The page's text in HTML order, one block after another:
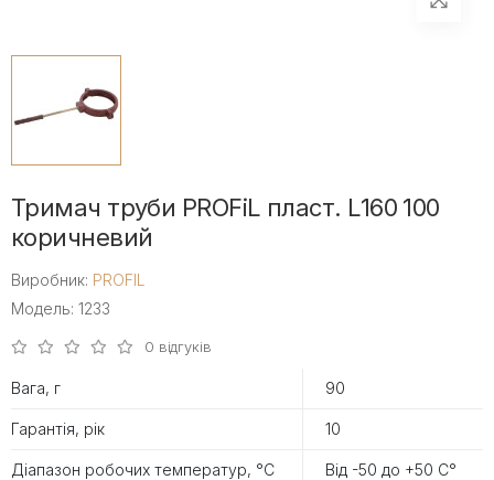
Тримач труби PROFiL пласт. L160 100
коричневий
Виробник: PROFIL
Модель: 1233
0 відгуків
Вага, г 90
Гарантія, рік 10
Діапазон робочих температур, °С Від -50 до +50 С°